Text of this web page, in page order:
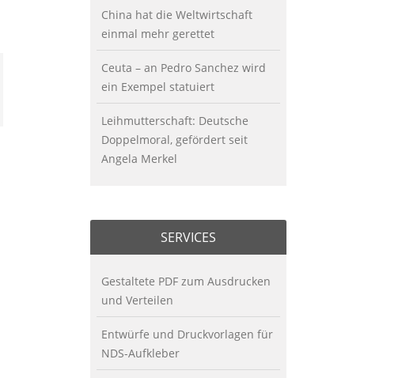
China hat die Weltwirtschaft
einmal mehr gerettet
Ceuta – an Pedro Sanchez wird
ein Exempel statuiert
Leihmutterschaft: Deutsche
Doppelmoral, gefördert seit
Angela Merkel
SERVICES
Gestaltete PDF zum Ausdrucken
und Verteilen
Entwürfe und Druckvorlagen für
NDS-Aufkleber